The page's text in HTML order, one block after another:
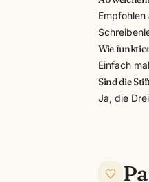
Wie
Einfach
Sind die
Ja, die